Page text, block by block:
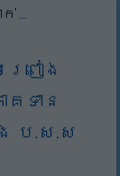
ក់ ...
រៀង
គទាន
ប.ស.ស​